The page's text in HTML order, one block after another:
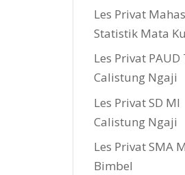
Les Privat
Statistik Mata
Les Privat PAUD
Calistung Ngaji
Les Privat SD MI
Calistung Ngaji
Les Privat SMA
Bimbel